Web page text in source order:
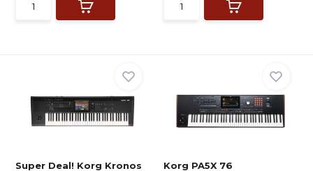
Super Deal! Korg Kronos
Korg PA5X 76